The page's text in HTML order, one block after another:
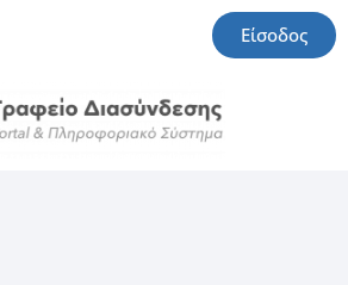
γραμμή
Είσοδος